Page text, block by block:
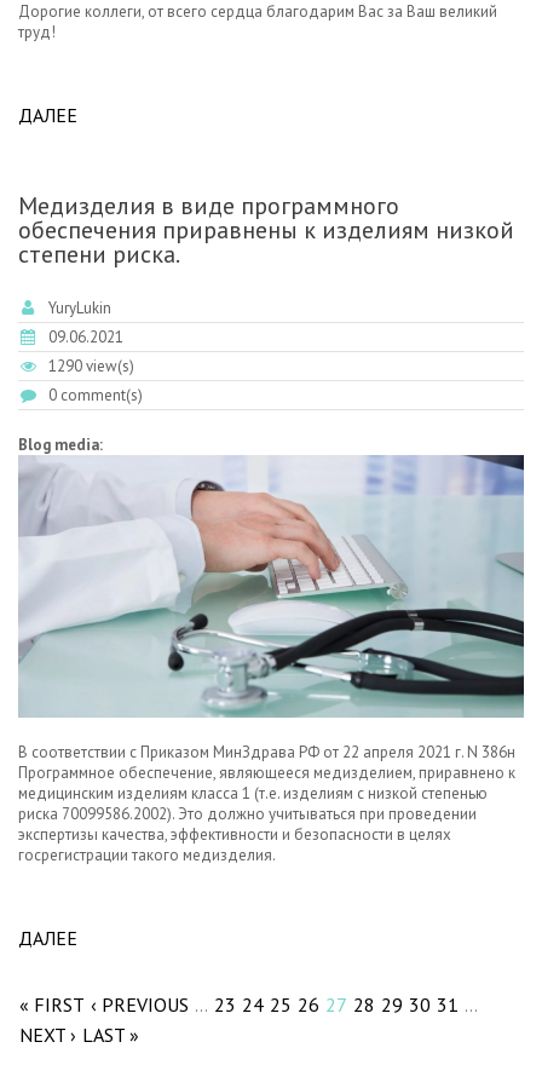
Дорогие коллеги, от всего сердца благодарим Вас за Ваш великий
труд!
ДАЛЕЕ
Медизделия в виде программного
обеспечения приравнены к изделиям низкой
степени риска.
YuryLukin
09.06.2021
1290 view(s)
0 comment(s)
Blog media:
В соответствии с Приказом МинЗдрава РФ от 22 апреля 2021 г. N 386н
Программное обеспечение, являющееся медизделием, приравнено к
медицинским изделиям класса 1 (т.е. изделиям с низкой степенью
риска 70099586.2002). Это должно учитываться при проведении
экспертизы качества, эффективности и безопасности в целях
госрегистрации такого медизделия.
ДАЛЕЕ
« FIRST ‹ PREVIOUS … 23 24 25 26 27 28 29 30 31 …
NEXT › LAST »